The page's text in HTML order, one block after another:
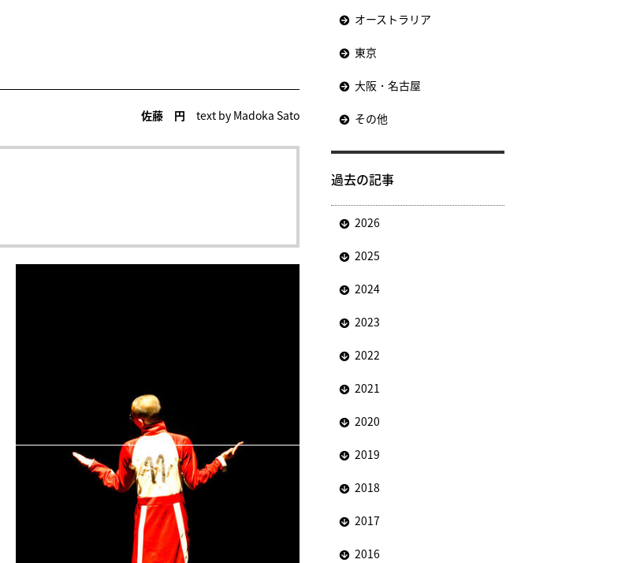
佐藤 円 text by Madoka Sato
オーストラリア
東京
大阪・名古屋
その他
過去の記事
2026
2025
2024
2023
2022
2021
2020
2019
2018
2017
2016